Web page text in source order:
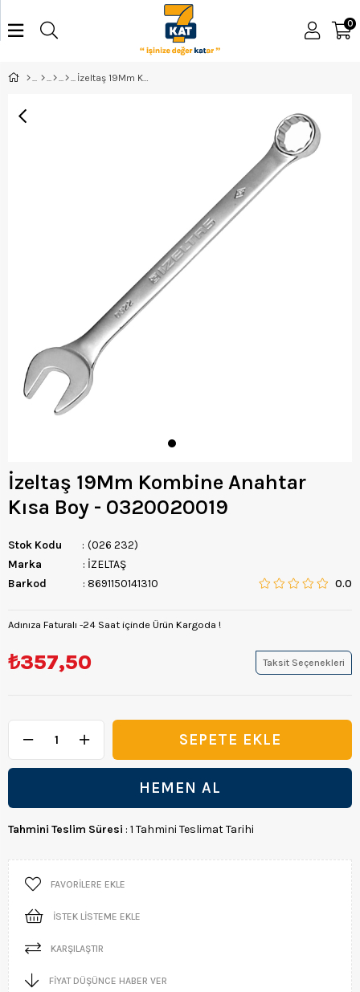
0
İzeltaş 19Mm Kombine Anahtar
Kısa Boy - 0320020019
Stok Kodu
(026 232)
Marka
: İZELTAŞ
Barkod
: 8691150141310 0.0
Adınıza Faturalı -24 Saat içinde Ürün Kargoda !
₺357,50 Taksit Seçenekleri
Tahmini Teslim Süresi : 1 Tahmini Teslimat Tarihi
FAVORILERE EKLE
İSTEK LISTEME EKLE
KARŞILAŞTIR
FIYAT DÜŞÜNCE HABER VER